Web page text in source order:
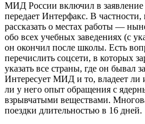
МИД России включил в заявление
передает Интерфакс. В частности,
рассказать о местах работы —
обо всех учебных заведениях (с
он окончил после школы. Есть
перечислить соцсети, в которых
указать все страны, где он бывал
Интересует МИД и то, владеет ли
ли у него опыт обращения с
взрывчатыми веществами.
поездки длительностью в 16 дней.